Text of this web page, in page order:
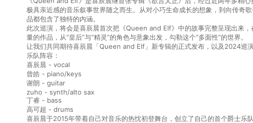
极具亲近感的音乐叙事世界随之而生。从对小巧生命成长的想象，到向传奇
品都包含了独特的内涵。
此次巡演，将会是喜辰晨首次把《Queen and Elf》中的故事完整呈现出来
量的作品，从“皇后”与“精灵”的角色与意象出发，勾勒这个“多面性”的世界。
让我们共同期待喜辰晨「Queen and Elf」新专辑的正式发布，以及2024巡演
乐队阵容：
喜辰晨 - vocal
曾皓 - piano/keys
谢朗 - guitar
zuho - synth/alto sax
丁睿 - bass
高可超 - drums
喜辰晨于2015年带着自己对音乐的热忱初登舞台，创立了自己的首个爵士